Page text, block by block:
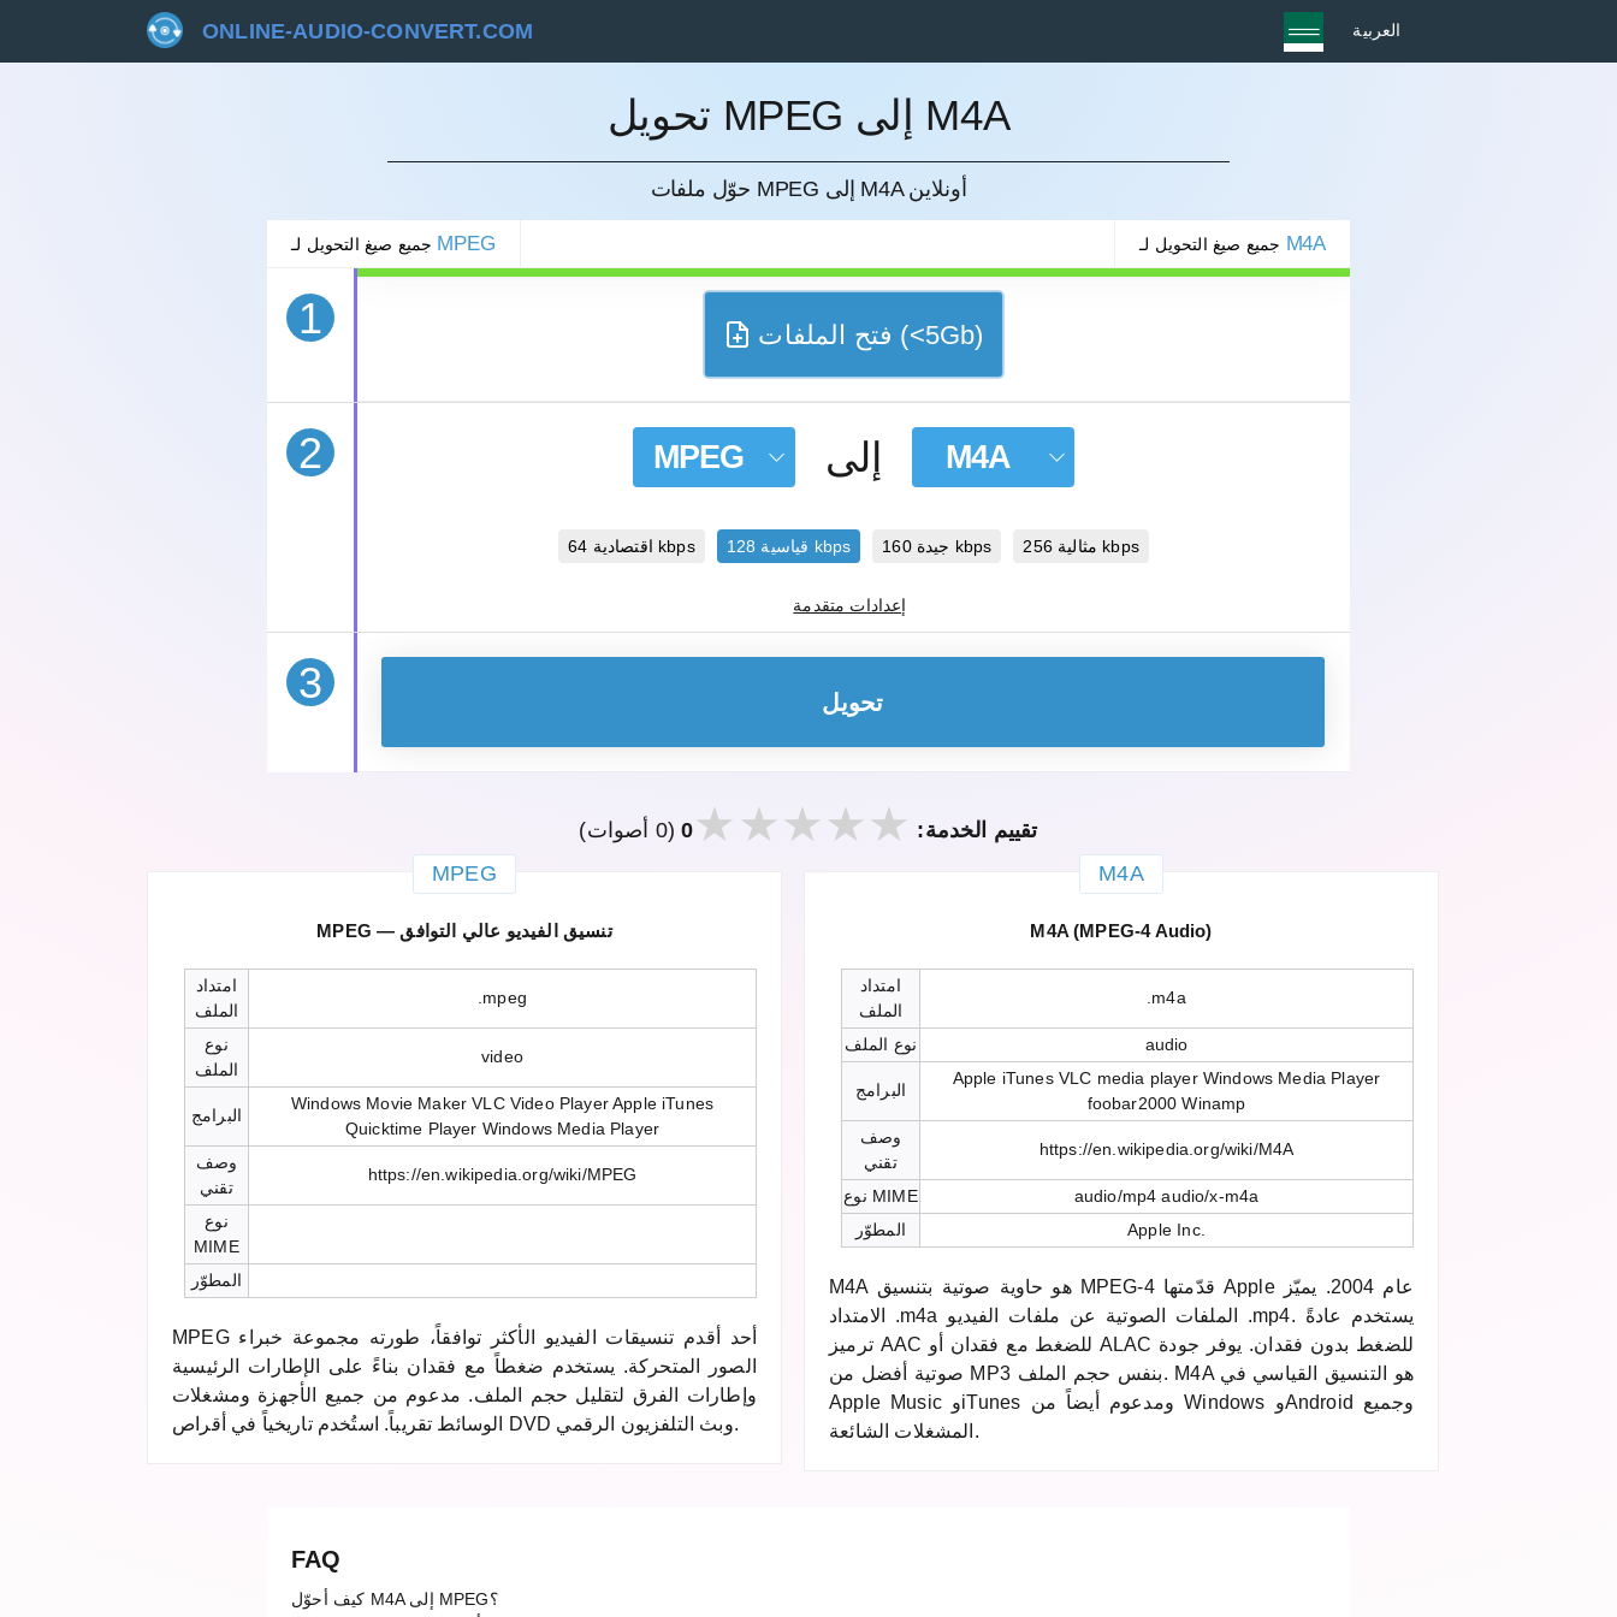
ONLINE-AUDIO-CONVERT.COM العربية
تحويل MPEG إلى M4A
حوّل ملفات MPEG إلى M4A أونلاين
MPEG M4A
1
إلغاء
فتح الملفات (<5Gb)
2 MPEG إلى M4A
اقتصادية 64 kbps قياسية 128 kbps جيدة 160 kbps مثالية 256 kbps
إعدادات متقدمة
3 تحويل
تقييم الخدمة: 0(0 أصوات)
MPEG
MPEG — تنسيق الفيديو عالي التوافق
امتداد
الملف
.mpeg
نوع
الملف
video
البرامج
Windows Movie Maker VLC Video Player Apple iTunes
Quicktime Player Windows Media Player
وصف
تقني
https://en.wikipedia.org/wiki/MPEG
نوع
MIME
المطوّر
MPEG أحد أقدم تنسيقات الفيديو الأكثر توافقاً، طورته مجموعة خبراء
الصور المتحركة. يستخدم ضغطاً مع فقدان بناءً على الإطارات الرئيسية
وإطارات الفرق لتقليل حجم الملف. مدعوم من جميع الأجهزة ومشغلات
الوسائط تقريباً. استُخدم تاريخياً في أقراص DVD وبث التلفزيون الرقمي.
M4A
M4A (MPEG-4 Audio)
امتداد
الملف
.m4a
نوع الملف audio
البرامج
Apple iTunes VLC media player Windows Media Player
foobar2000 Winamp
وصف
تقني
https://en.wikipedia.org/wiki/M4A
نوع MIME
audio/mp4 audio/x-m4a
المطوّر
Apple Inc.
M4A هو حاوية صوتية بتنسيق MPEG-4 قدّمتها Apple عام 2004. يميّز
الامتداد .m4a الملفات الصوتية عن ملفات الفيديو .mp4. يستخدم عادةً
ترميز AAC للضغط مع فقدان أو ALAC للضغط بدون فقدان. يوفر جودة
صوتية أفضل من MP3 بنفس حجم الملف. M4A هو التنسيق القياسي في
Apple Music وiTunes ومدعوم أيضاً من Windows وAndroid وجميع
المشغلات الشائعة.
FAQ
كيف أحوّل M4A إلى MPEG؟